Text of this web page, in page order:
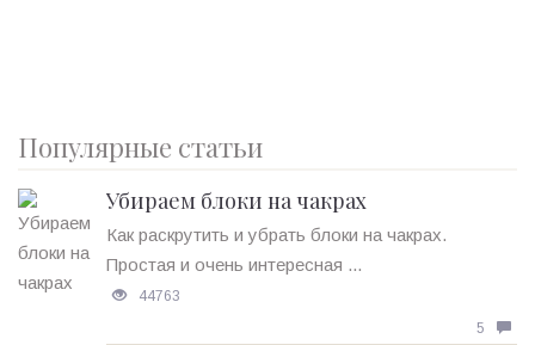
Популярные статьи
Убираем блоки на чакрах
Как раскрутить и убрать блоки на чакрах.
Простая и очень интересная ...
44763
5